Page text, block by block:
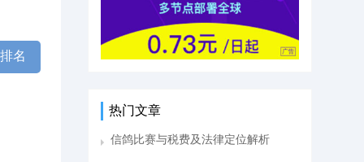
名
热门文章
信鸽比赛与税费及法律定位解析